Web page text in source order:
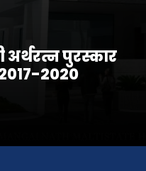
अर्थरत्न पुरस्कार
2020